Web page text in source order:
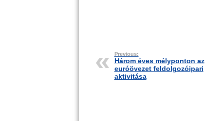
Previous:
Három éves mélyponton az
euróövezet feldolgozóipari
aktivitása